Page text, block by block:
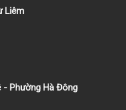
Liêm
- Phường Hà Đông